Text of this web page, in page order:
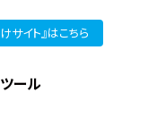
サイト』はこちら
ール